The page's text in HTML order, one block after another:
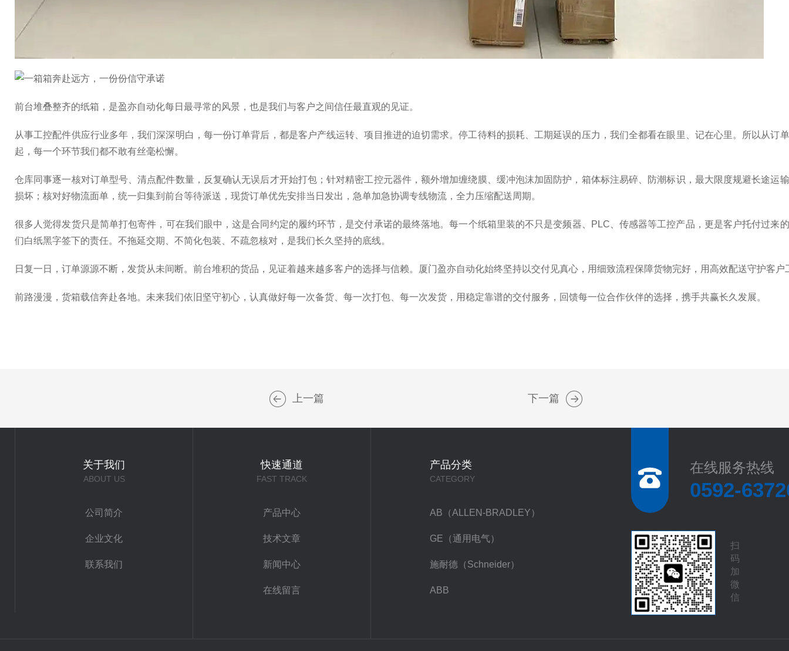
前台堆叠整齐的纸箱，是盈亦自动化每日最寻常的风景，也是我们与客户之间信任最直观的见证。
从事工控配件供应行业多年，我们深深明白，每一份订单背后，都是客户产线运转、项目推进的迫切需求。停工待料的损耗、工期延误的压力，我们全都看在眼里、记在心里。所以从订
起，每一个环节我们都不敢有丝毫松懈。
仓库同事逐一核对订单型号、清点配件数量，反复确认无误后才开始打包；针对精密工控元器件，额外增加缠绕膜、缓冲泡沫加固防护，箱体标注易碎、防潮标识，最大限度规避长途运
损坏；核对好物流面单，统一归集到前台等待派送，现货订单优先安排当日发出，急单加急协调专线物流，全力压缩配送周期。
很多人觉得发货只是简单打包寄件，可在我们眼中，这是合同约定的履约环节，是交付承诺的最终落地。每一个纸箱里装的不只是变频器、PLC、传感器等工控产品，更是客户托付过来
们白纸黑字签下的责任。不拖延交期、不简化包装、不疏忽核对，是我们长久坚持的底线。
日复一日，订单源源不断，发货从未间断。前台堆积的货品，见证着越来越多客户的选择与信赖。厦门盈亦自动化始终坚持以交付见真心，用细致流程保障货物完好，用高效配送守护客户
前路漫漫，货箱载信奔赴各地。未来我们依旧坚守初心，认真做好每一次备货、每一次打包、每一次发货，用稳定靠谱的交付服务，回馈每一位合作伙伴的选择，携手共赢长久发展。
上一篇 下一篇
关于我们
ABOUT US
公司简介
企业文化
联系我们
快速通道
FAST TRACK
产品中心
技术文章
新闻中心
在线留言
产品分类
CATEGORY
AB（ALLEN-BRADLEY）
GE（通用电气）
施耐德（Schneider）
ABB
在线服务热线
0592-
扫
码
加
微
信